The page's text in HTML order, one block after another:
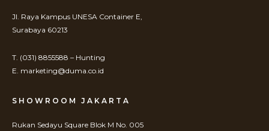
Jl. Raya Kampus UNESA Container E,
Surabaya 60213
T. (031) 8855588 – Hunting
E. marketing@duma.co.id
SHOWROOM JAKARTA
Rukan Sedayu Square Blok M No. 005